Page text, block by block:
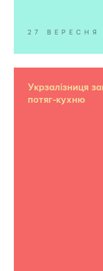
27 ВЕРЕСНЯ
Укрзалізниця
потяг-кухню